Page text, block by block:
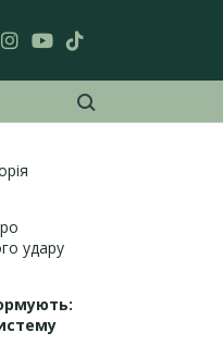
удару